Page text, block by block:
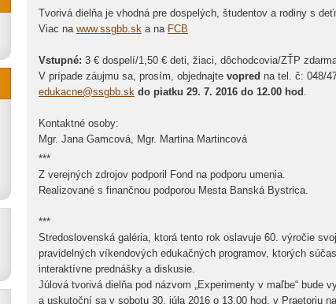
Tvorivá dielňa je vhodná pre dospelých, študentov a rodiny s
Viac na www.ssgbb.sk a na FCB
Vstupné: 3 € dospelí/1,50 € deti, žiaci, dôchodcovia/ZŤP
V prípade záujmu sa, prosím, objednajte vopred na tel. č: 048/
edukacne@ssgbb.sk do piatku 29. 7. 2016 do 12.00 hod .
Kontaktné osoby:
Mgr. Jana Gamcová, Mgr. Martina Martincová
***
Z verejných zdrojov podporil Fond na podporu umenia.
Realizované s finančnou podporou Mesta Banská Bystrica.
***
Stredoslovenská galéria, ktorá tento rok oslavuje 60. výročie
pravidelných víkendových edukačných programov, ktorých
interaktívne prednášky a diskusie.
Júlová tvorivá dielňa pod názvom „Experimenty v maľbe“ bude
a uskutoční sa v sobotu 30. júla 2016 o 13.00 hod. v Praetoriu